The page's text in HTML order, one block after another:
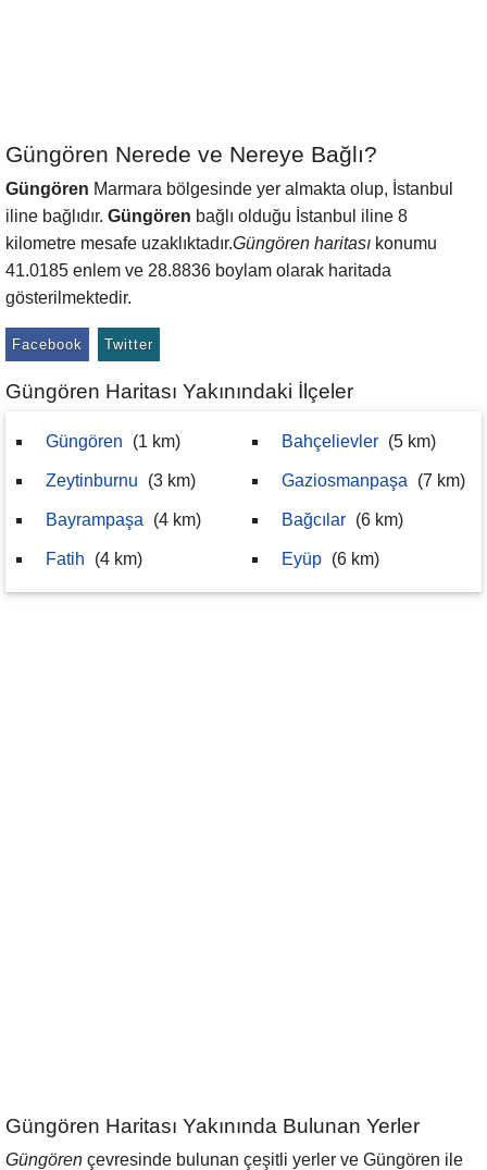
Güngören Nerede ve Nereye Bağlı?
Güngören Marmara bölgesinde yer almakta olup, İstanbul
iline bağlıdır. Güngören bağlı olduğu İstanbul iline 8
kilometre mesafe uzaklıktadır.Güngören haritası konumu
41.0185 enlem ve 28.8836 boylam olarak haritada
gösterilmektedir.
Facebook Twitter
Güngören Haritası Yakınındaki İlçeler
Güngören (1 km)
Zeytinburnu (3 km)
Bayrampaşa (4 km)
Fatih (4 km)
Bahçelievler (5 km)
Gaziosmanpaşa (7 km)
Bağcılar (6 km)
Eyüp (6 km)
Güngören Haritası Yakınında Bulunan Yerler
Güngören çevresinde bulunan çeşitli yerler ve Güngören ile